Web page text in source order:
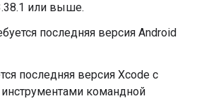
или выше.
последняя версия Android
последняя версия Xcode с
командной